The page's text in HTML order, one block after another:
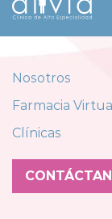
Nosotros
Farmacia Virtual
Clínicas